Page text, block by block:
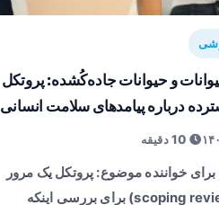
و حیوانات جاده‌کُشده: پروتکل
درباره پیامدهای سلامت انسانی
10 دقیقه
خواننده موضوع: پروتکل یک مرور
گسترده (scoping review) برای بررسی اینکه